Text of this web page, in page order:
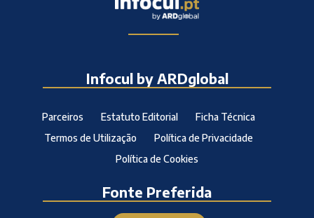
Infocul by ARDglobal
Parceiros Estatuto Editorial
Ficha Técnica
Termos de Utilização
Política de Privacidade
Política de Cookies
Fonte Preferida